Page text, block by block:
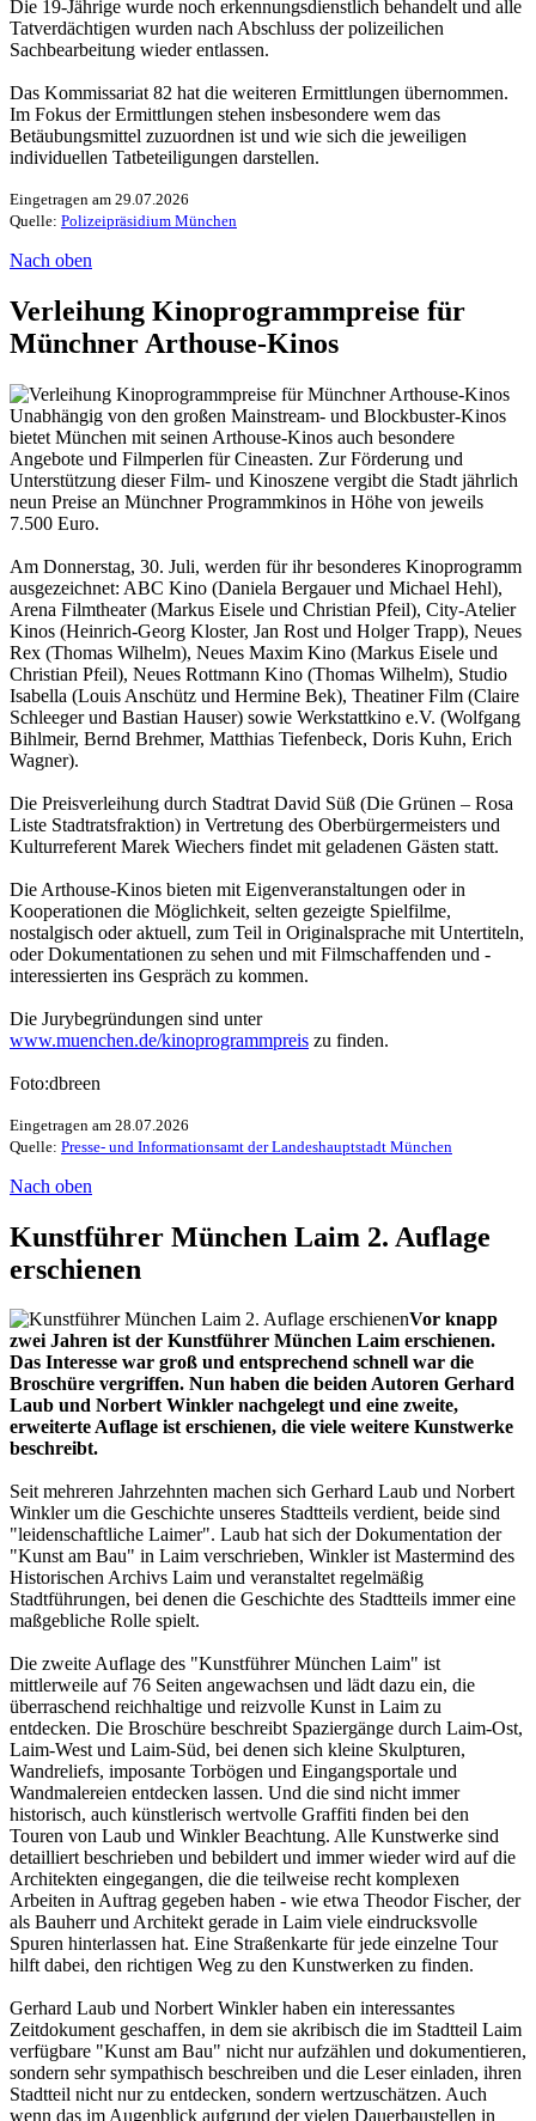
Die 19-Jährige wurde noch erkennungsdienstlich behandelt und alle
Tatverdächtigen wurden nach Abschluss der polizeilichen
Sachbearbeitung wieder entlassen.
Das Kommissariat 82 hat die weiteren Ermittlungen übernommen.
Im Fokus der Ermittlungen stehen insbesondere wem das
Betäubungsmittel zuzuordnen ist und wie sich die jeweiligen
individuellen Tatbeteiligungen darstellen.
Eingetragen am 29.07.2026
Quelle: Polizeipräsidium München
Nach oben
Verleihung Kinoprogrammpreise für
Münchner Arthouse-Kinos
Unabhängig von den großen Mainstream- und Blockbuster-Kinos
bietet München mit seinen Arthouse-Kinos auch besondere
Angebote und Filmperlen für Cineasten. Zur Förderung und
Unterstützung dieser Film- und Kinoszene vergibt die Stadt jährlich
neun Preise an Münchner Programmkinos in Höhe von jeweils
7.500 Euro.
Am Donnerstag, 30. Juli, werden für ihr besonderes Kinoprogramm
ausgezeichnet: ABC Kino (Daniela Bergauer und Michael Hehl),
Arena Filmtheater (Markus Eisele und Christian Pfeil), City-Atelier
Kinos (Heinrich-Georg Kloster, Jan Rost und Holger Trapp), Neues
Rex (Thomas Wilhelm), Neues Maxim Kino (Markus Eisele und
Christian Pfeil), Neues Rottmann Kino (Thomas Wilhelm), Studio
Isabella (Louis Anschütz und Hermine Bek), Theatiner Film (Claire
Schleeger und Bastian Hauser) sowie Werkstattkino e.V. (Wolfgang
Bihlmeir, Bernd Brehmer, Matthias Tiefenbeck, Doris Kuhn, Erich
Wagner).
Die Preisverleihung durch Stadtrat David Süß (Die Grünen – Rosa
Liste Stadtratsfraktion) in Vertretung des Oberbürgermeisters und
Kulturreferent Marek Wiechers findet mit geladenen Gästen statt.
Die Arthouse-Kinos bieten mit Eigenveranstaltungen oder in
Kooperationen die Möglichkeit, selten gezeigte Spielfilme,
nostalgisch oder aktuell, zum Teil in Originalsprache mit Untertiteln,
oder Dokumentationen zu sehen und mit Filmschaffenden und -
interessierten ins Gespräch zu kommen.
Die Jurybegründungen sind unter
www.muenchen.de/kinoprogrammpreis zu finden.
Foto:dbreen
Eingetragen am 28.07.2026
Quelle: Presse- und Informationsamt der Landeshauptstadt München
Nach oben
Kunstführer München Laim 2. Auflage
erschienen
Vor knapp
zwei Jahren ist der Kunstführer München Laim erschienen.
Das Interesse war groß und entsprechend schnell war die
Broschüre vergriffen. Nun haben die beiden Autoren Gerhard
Laub und Norbert Winkler nachgelegt und eine zweite,
erweiterte Auflage ist erschienen, die viele weitere Kunstwerke
beschreibt.
Seit mehreren Jahrzehnten machen sich Gerhard Laub und Norbert
Winkler um die Geschichte unseres Stadtteils verdient, beide sind
"leidenschaftliche Laimer". Laub hat sich der Dokumentation der
"Kunst am Bau" in Laim verschrieben, Winkler ist Mastermind des
Historischen Archivs Laim und veranstaltet regelmäßig
Stadtführungen, bei denen die Geschichte des Stadtteils immer eine
maßgebliche Rolle spielt.
Die zweite Auflage des "Kunstführer München Laim" ist
mittlerweile auf 76 Seiten angewachsen und lädt dazu ein, die
überraschend reichhaltige und reizvolle Kunst in Laim zu
entdecken. Die Broschüre beschreibt Spaziergänge durch Laim-Ost,
Laim-West und Laim-Süd, bei denen sich kleine Skulpturen,
Wandreliefs, imposante Torbögen und Eingangsportale und
Wandmalereien entdecken lassen. Und die sind nicht immer
historisch, auch künstlerisch wertvolle Graffiti finden bei den
Touren von Laub und Winkler Beachtung. Alle Kunstwerke sind
detailliert beschrieben und bebildert und immer wieder wird auf die
Architekten eingegangen, die die teilweise recht komplexen
Arbeiten in Auftrag gegeben haben - wie etwa Theodor Fischer, der
als Bauherr und Architekt gerade in Laim viele eindrucksvolle
Spuren hinterlassen hat. Eine Straßenkarte für jede einzelne Tour
hilft dabei, den richtigen Weg zu den Kunstwerken zu finden.
Gerhard Laub und Norbert Winkler haben ein interessantes
Zeitdokument geschaffen, in dem sie akribisch die im Stadtteil Laim
verfügbare "Kunst am Bau" nicht nur aufzählen und dokumentieren,
sondern sehr sympathisch beschreiben und die Leser einladen, ihren
Stadtteil nicht nur zu entdecken, sondern wertzuschätzen. Auch
wenn das im Augenblick aufgrund der vielen Dauerbaustellen in